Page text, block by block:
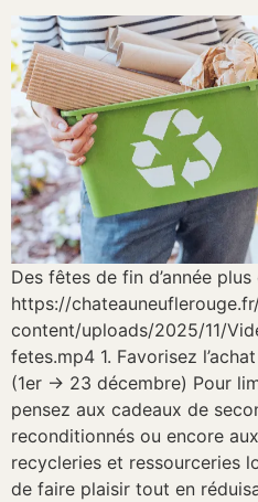
Des fêtes de fin d’année
https://
content/uploads/2025/11/
fetes.mp4 1. Favorisez
(1er → 23 décembre) Pour
pensez aux cadeaux de
reconditionnés ou encore
recycleries et ressourceries
de faire plaisir tout en